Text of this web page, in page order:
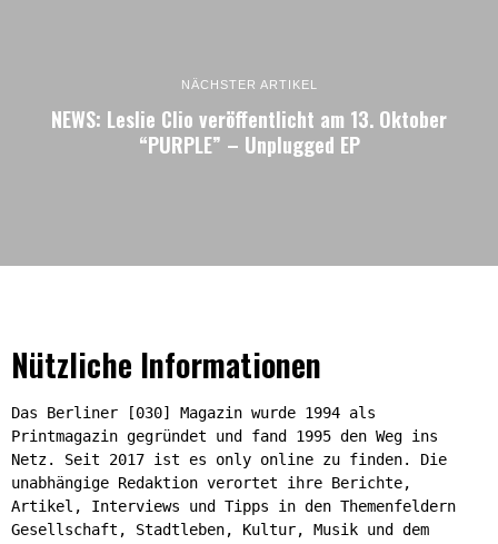
NÄCHSTER ARTIKEL
NEWS: Leslie Clio veröffentlicht am 13. Oktober
“PURPLE” – Unplugged EP
Nützliche Informationen
Das Berliner [030] Magazin wurde 1994 als
Printmagazin gegründet und fand 1995 den Weg ins
Netz. Seit 2017 ist es only online zu finden. Die
unabhängige Redaktion verortet ihre Berichte,
Artikel, Interviews und Tipps in den Themenfeldern
Gesellschaft, Stadtleben, Kultur, Musik und dem